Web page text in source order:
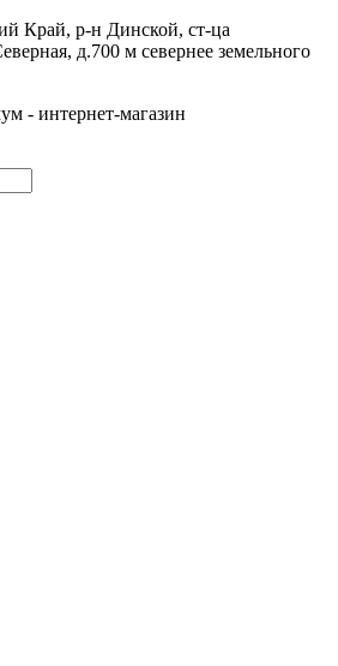
Край, р-н Динской, ст-ца
д.700 м севернее земельного
- интернет-магазин